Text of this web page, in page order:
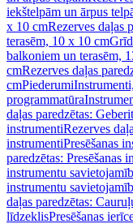
iekštelpām un ārpus
x 10 cmRezerves daļas
terasēm, 10 x 10 cm
balkoniem un terasēm,
cmRezerves daļas
cmPiederumi
programmatūra
daļas paredzētas:
instrumentiRezerves
instrumentiPresēšanas
paredzētas: Presēšanas
instrumentu
instrumentu
daļas paredzētas:
līdzeklisPresēšanas